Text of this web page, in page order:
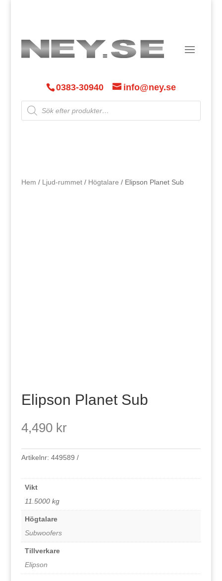
0383-30940 info@ney.se
Products
search
Hem / Ljud-rummet/ Högtalare / Elipson Planet Sub
Elipson Planet Sub
4,490 kr
Artikelnr: 449589
Vikt
11.5000 kg
Högtalare
Subwoofers
Tillverkare
Elipson